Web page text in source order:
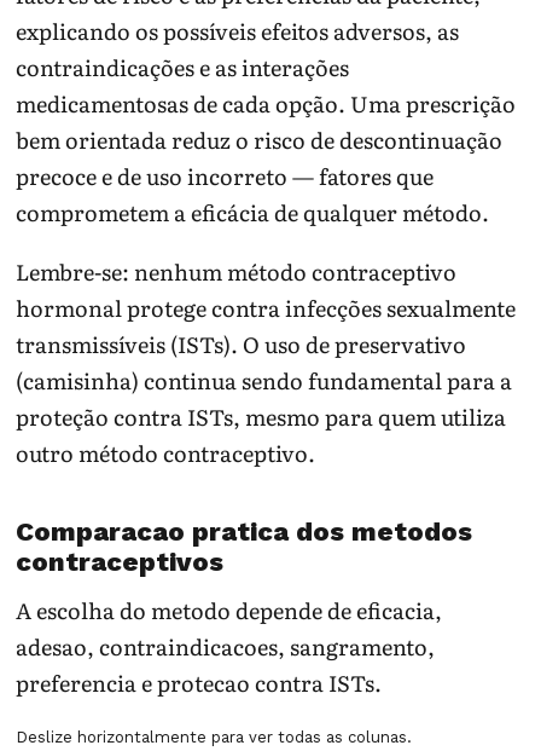
explicando os possíveis efeitos adversos, as
contraindicações e as interações
medicamentosas de cada opção. Uma prescrição
bem orientada reduz o risco de descontinuação
precoce e de uso incorreto — fatores que
comprometem a eficácia de qualquer método.
Lembre-se: nenhum método contraceptivo
hormonal protege contra infecções sexualmente
transmissíveis (ISTs). O uso de preservativo
(camisinha) continua sendo fundamental para a
proteção contra ISTs, mesmo para quem utiliza
outro método contraceptivo.
Comparacao pratica dos metodos
contraceptivos
A escolha do metodo depende de eficacia,
adesao, contraindicacoes, sangramento,
preferencia e protecao contra ISTs.
Deslize horizontalmente para ver todas as colunas.